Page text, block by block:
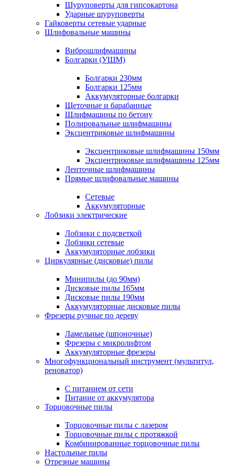
Шуруповерты для гипсокартона
Ударные шуруповерты
Гайковерты сетевые ударные
Шлифовальные машины
Виброшлифмашины
Болгарки (УШМ)
Болгарки 230мм
Болгарки 125мм
Аккумуляторные болгарки
Щеточные и барабанные
Шлифмашины по бетону
Полировальные шлифмашины
Эксцентриковые шлифмашины
Эксцентриковые шлифмашины 150мм
Эксцентриковые шлифмашины 125мм
Ленточные шлифмашины
Прямые шлифовальные машины
Сетевые
Аккумуляторные
Лобзики электрические
Лобзики с подсветкой
Лобзики сетевые
Аккумуляторные лобзики
Циркулярные (дисковые) пилы
Минипилы (до 90мм)
Дисковые пилы 165мм
Дисковые пилы 190мм
Аккумуляторные дисковые пилы
Фрезеры ручные по дереву
Ламельные (шпоночные)
Фрезеры с микролифтом
Аккумуляторные фрезеры
Многофункциональный инструмент (мультитул,
реноватор)
С питанием от сети
Питание от аккумулятора
Торцовочные пилы
Торцовочные пилы с лазером
Торцовочные пилы с протяжкой
Комбинированные торцовочные пилы
Настольные пилы
Отрезные машины